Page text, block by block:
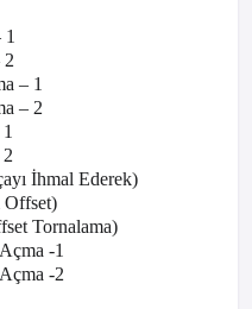
2
– 1
– 2
İhmal Ederek)
Offset)
Tornalama)
-1
-2